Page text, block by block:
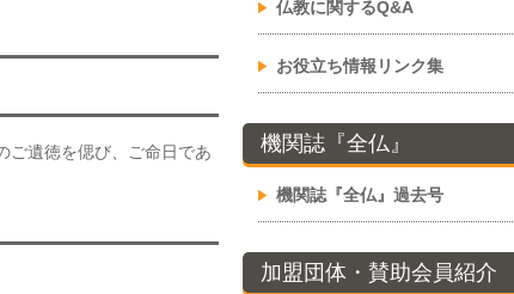
ご遺徳を偲び、ご命日であ
仏教に関するQ&A
お役立ち情報リンク集
機関誌『全仏』
機関誌『全仏』過去号
加盟団体・賛助会員紹介